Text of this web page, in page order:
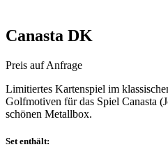
Canasta DK
Preis auf Anfrage
Limitiertes Kartenspiel im
Golfmotiven für das Spiel Canasta
schönen Metallbox.
Set enthält: